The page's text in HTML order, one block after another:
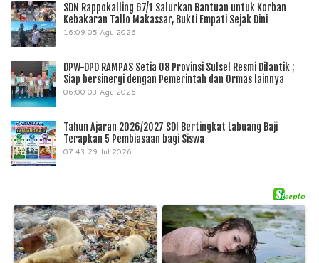
SDN Rappokalling 67/1 Salurkan Bantuan untuk Korban
Kebakaran Tallo Makassar, Bukti Empati Sejak Dini
16:09 05 Agu 2026
DPW-DPD RAMPAS Setia 08 Provinsi Sulsel Resmi Dilantik ;
Siap bersinergi dengan Pemerintah dan Ormas lainnya
06:00 03 Agu 2026
Tahun Ajaran 2026/2027 SDI Bertingkat Labuang Baji
Terapkan 5 Pembiasaan bagi Siswa
07:43 29 Jul 2026